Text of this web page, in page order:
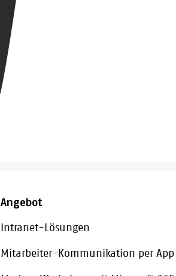
Angebot
Intranet-Lösungen
Mitarbeiter-Kommunikation per App